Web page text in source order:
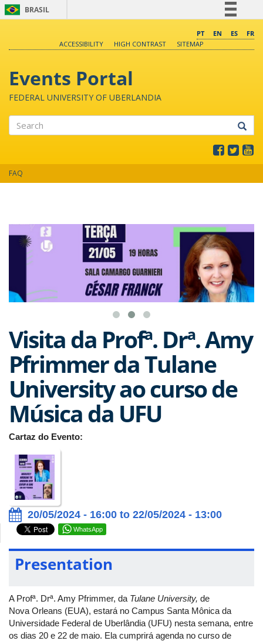
BRASIL
Comunica BR
Canais
PT EN ES
FR
ACCESSIBILITY
HIGH CONTRAST SITEMAP
Events Portal
FEDERAL UNIVERSITY OF UBERLANDIA
FAQ
Visita da Profª. Drª. Amy
Pfrimmer da Tulane
University ao curso de
Música da UFU
Cartaz do Evento:
20/05/2024 - 16:00 to 22/05/2024 - 13:00
WhatsApp
Presentation
A Profª. Drª. Amy Pfrimmer, da Tulane University, de
Nova Orleans (EUA), estará no Campus Santa Mônica da
Universidade Federal de Uberlândia (UFU) nesta semana, entre
os dias 20 e 22 de maio. Ela cumprirá agenda no curso de